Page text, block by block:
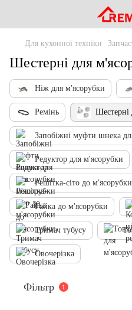
Для кухонної техніки
Шестерні для
Ніж для м'ясорубки
Ремінь Шестерні
Запобіжні муфти шнека
Редуктор для м'ясорубки
Решітка-сіто до м'ясорубки
Гайка до м'ясорубки
Тримач тубусу
Овочерізка
Фільтр 1